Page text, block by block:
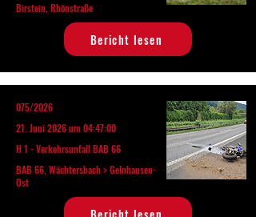
Birstein, Rhönstraße
Bericht lesen
075/2026
21. Juni 2026 um 04:47:00
H 1 - Verkehrsunfall BAB 66
BAB 66, Wächtersbach > Gelnhausen-
Ost